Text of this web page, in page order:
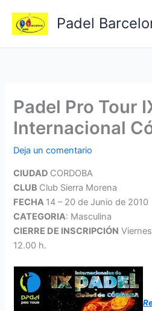
contenido
Padel
Padel Pro Tour
Internacional
Deja un comentario
CIUDAD CORDOBA
CLUB Club Sierra Morena
FECHA 14 – 20 de Junio de 2010
CATEGORIA: Masculina
CIERRE DE INSCRIPCIÓN
12.00 h.